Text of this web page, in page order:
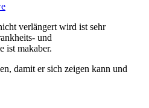
verlängert wird ist sehr
und
ist makaber.
damit er sich zeigen kann und